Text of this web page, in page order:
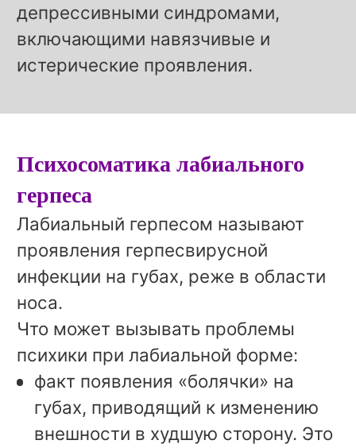
депрессивными синдромами,
включающими навязчивые и
истерические проявления.
Психосоматика лабиального
герпеса
Лабиальный герпесом называют
проявления герпесвирусной
инфекции на губах, реже в области
носа.
Что может вызывать проблемы
психики при лабиальной форме:
факт появления «болячки» на
губах, приводящий к изменению
внешности в худшую сторону. Это